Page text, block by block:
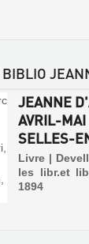
BIBLIO
JEANNE
AVRIL-
SELLES-
Livre |
les libr.et
1894